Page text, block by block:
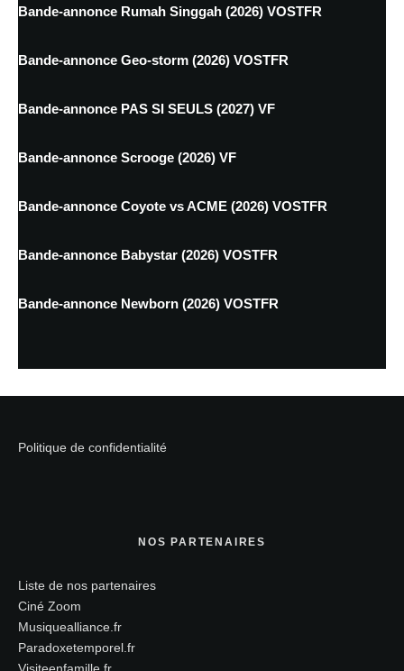
Bande-annonce Rumah Singgah (2026) VOSTFR
Bande-annonce Geo-storm (2026) VOSTFR
Bande-annonce PAS SI SEULS (2027) VF
Bande-annonce Scrooge (2026) VF
Bande-annonce Coyote vs ACME (2026) VOSTFR
Bande-annonce Babystar (2026) VOSTFR
Bande-annonce Newborn (2026) VOSTFR
Politique de confidentialité
NOS PARTENAIRES
Liste de nos partenaires
Ciné Zoom
Musiquealliance.fr
Paradoxetemporel.fr